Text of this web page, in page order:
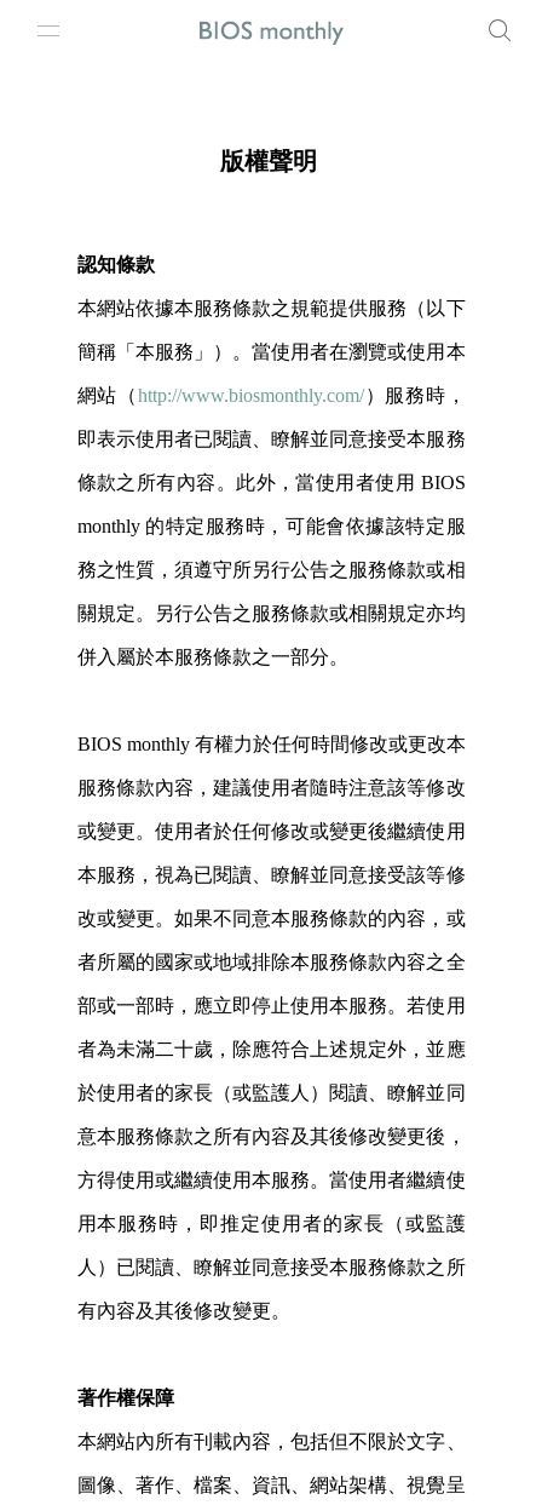
版權聲明
認知條款
本網站依據本服務條款之規範提供服務（以下
簡稱「本服務」）。當使用者在瀏覽或使用本
網站（http://www.biosmonthly.com/）服務時，
即表示使用者已閱讀、瞭解並同意接受本服務
條款之所有內容。此外，當使用者使用 BIOS
monthly 的特定服務時，可能會依據該特定服
務之性質，須遵守所另行公告之服務條款或相
關規定。另行公告之服務條款或相關規定亦均
併入屬於本服務條款之一部分。
BIOS monthly 有權力於任何時間修改或更改本
服務條款內容，建議使用者隨時注意該等修改
或變更。使用者於任何修改或變更後繼續使用
本服務，視為已閱讀、瞭解並同意接受該等修
改或變更。如果不同意本服務條款的內容，或
者所屬的國家或地域排除本服務條款內容之全
部或一部時，應立即停止使用本服務。若使用
者為未滿二十歲，除應符合上述規定外，並應
於使用者的家長（或監護人）閱讀、瞭解並同
意本服務條款之所有內容及其後修改變更後，
方得使用或繼續使用本服務。當使用者繼續使
用本服務時，即推定使用者的家長（或監護
人）已閱讀、瞭解並同意接受本服務條款之所
有內容及其後修改變更。
著作權保障
本網站內所有刊載內容，包括但不限於文字、
圖像、著作、檔案、資訊、網站架構、視覺呈